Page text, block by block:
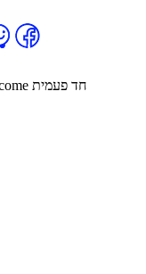
המחיר בחודשיים הראשונים לאחר הטבת Welcome חד פעמית